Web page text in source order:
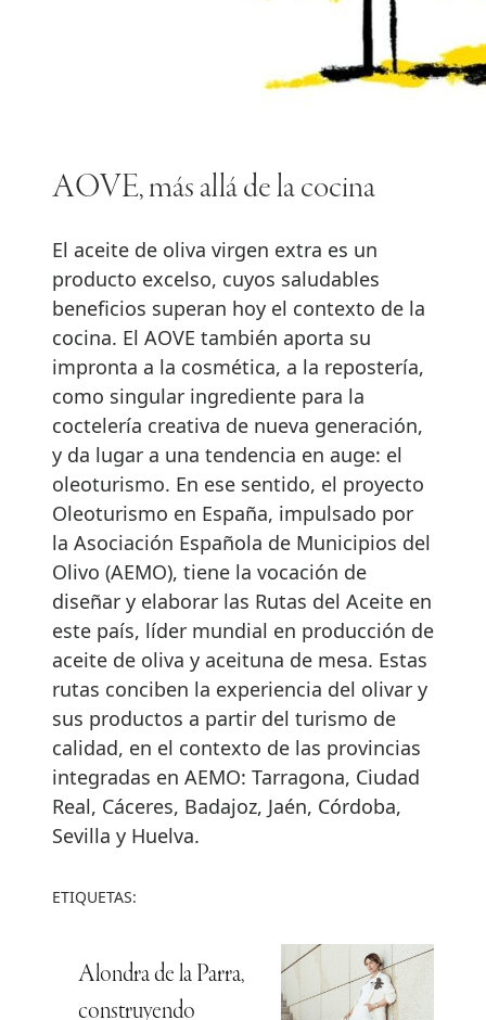
AOVE, más allá de la cocina
El aceite de oliva virgen extra es un
producto excelso, cuyos saludables
beneficios superan hoy el contexto de la
cocina. El AOVE también aporta su
impronta a la cosmética, a la repostería,
como singular ingrediente para la
coctelería creativa de nueva generación,
y da lugar a una tendencia en auge: el
oleoturismo. En ese sentido, el proyecto
Oleoturismo en España, impulsado por
la Asociación Española de Municipios del
Olivo (AEMO), tiene la vocación de
diseñar y elaborar las Rutas del Aceite en
este país, líder mundial en producción de
aceite de oliva y aceituna de mesa. Estas
rutas conciben la experiencia del olivar y
sus productos a partir del turismo de
calidad, en el contexto de las provincias
integradas en AEMO: Tarragona, Ciudad
Real, Cáceres, Badajoz, Jaén, Córdoba,
Sevilla y Huelva.
ETIQUETAS:
Alondra de la Parra,
construyendo